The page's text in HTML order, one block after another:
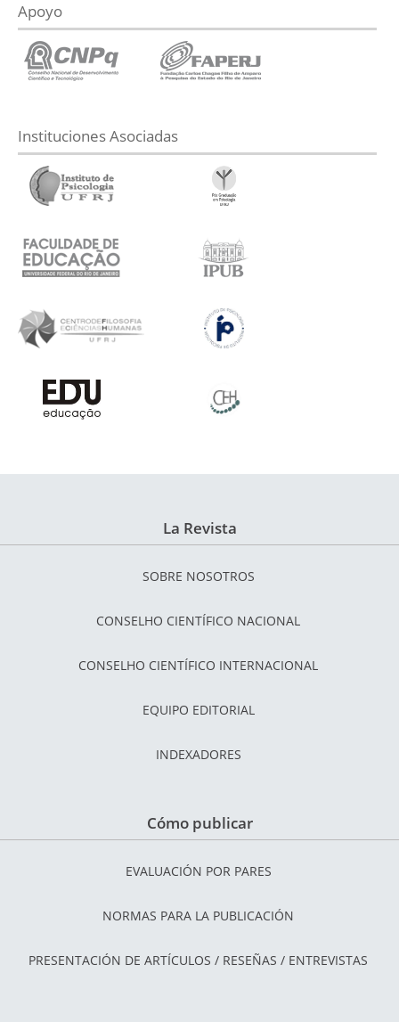
Apoyo
Instituciones Asociadas
La Revista
SOBRE NOSOTROS
CONSELHO CIENTÍFICO NACIONAL
CONSELHO CIENTÍFICO INTERNACIONAL
EQUIPO EDITORIAL
INDEXADORES
Cómo publicar
EVALUACIÓN POR PARES
NORMAS PARA LA PUBLICACIÓN
PRESENTACIÓN DE ARTÍCULOS / RESEÑAS / ENTREVISTAS